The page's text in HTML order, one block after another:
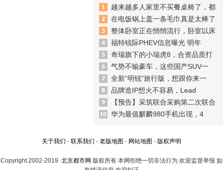
越来越多人家里不买餐桌椅了，都
在电饭锅上盖一条毛巾真是太棒了
整体卧室正在悄悄流行，卧室以床
福特锐际PHEV信息曝光 明年
奇瑞旗下的小瑞虎8，合资品质打
气势不输豪车，这些国产SUV一
全新“明锐”旅行版，想跟你来一
品牌造IP想火不容易，Lead
【预告】采筑联合采购第二次联合
华为最值麒麟980手机出现，4
关于我们 - 联系我们 - 老版地图 - 网站地图 - 版权声明
Copyright.2002-2019 北京都市网 版权所有 本网拒绝一切非法行为 欢迎监督举报 如